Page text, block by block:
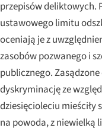
przepisów deliktowych.
ustawowego limitu
oceniają je z
zasobów pozwanego i
publicznego.
dyskryminację ze
dziesięcioleciu mieściły
na powoda, z niewielką